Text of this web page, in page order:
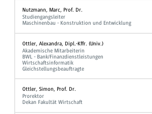
Nutzmann, Marc, Prof. Dr.
Studiengangsleiter
Maschinenbau - Konstruktion und Entwicklung
Ottler, Alexandra, Dipl.-Kffr. (Univ.)
Akademische Mitarbeiterin
BWL - Bank/Finanzdienstleistungen
Wirtschaftsinformatik
Gleichstellungsbeauftragte
Ottler, Simon, Prof. Dr.
Prorektor
Dekan Fakultät Wirtschaft